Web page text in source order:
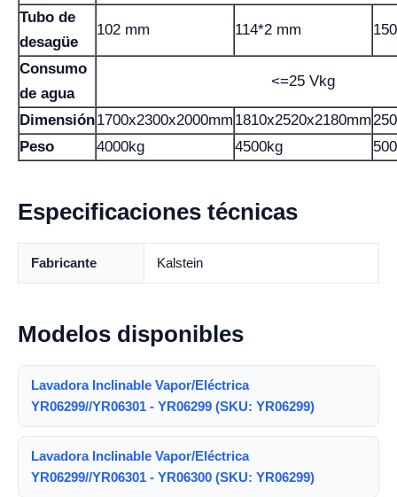
Tubo de
desagüe
102 mm 114*2 mm
Consumo
de agua
<=25 Vkg
Dimensión1700x2300x2000mm 1810x2520x2180mm
Peso
4000kg 4500kg
Especificaciones técnicas
Fabricante Kalstein
Modelos disponibles
Lavadora Inclinable Vapor/Eléctrica
YR06299//YR06301 - YR06299 (SKU: YR06299)
Lavadora Inclinable Vapor/Eléctrica
YR06299//YR06301 - YR06300 (SKU: YR06299)